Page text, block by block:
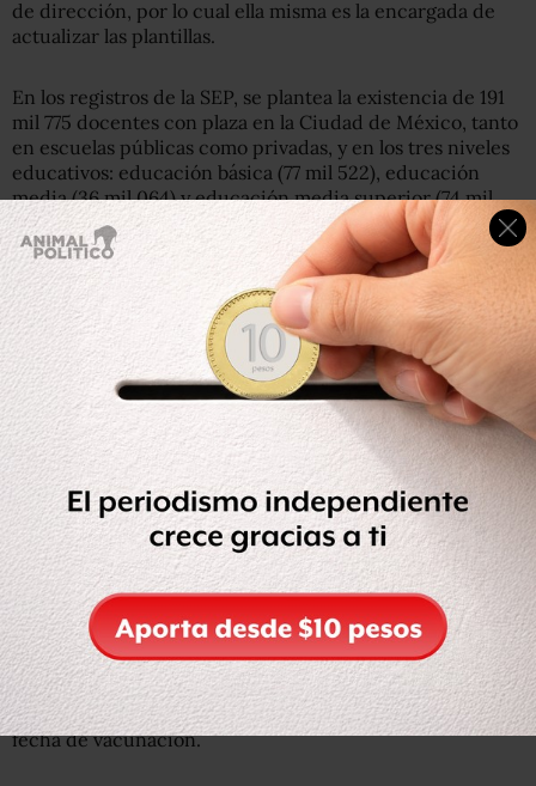
de dirección, por lo cual ella misma es la encargada de
actualizar las plantillas.
En los registros de la SEP, se plantea la existencia de 191
mil 775 docentes con plaza en la Ciudad de México, tanto
en escuelas públicas como privadas, y en los tres niveles
educativos: educación básica (77 mil 522), educación
media (36 mil 064) y educación media superior (74 mil
957). A lo cual se añade el personal en capacitación, con
tres mil 232 adscritos.
La Secretaría tiene contemplado incluir a todo el
personal que tenga plaza de maestro, así como al personal
administrativo y al personal de apoyo que esté inscrito a
la nómina.
Los datos recabados serán privados y únicamente se
enviará la plantilla a la Secretaría de Salud, para
coordinar la cantidad de vacunas que se necesitarán,
añadió la SEP.
Información de las autoridades
La jefa de gobierno dijo también que la vacuna utilizada
sería la del laboratorio chino, CanSino – de una sola
aplicación – pero que se estaba a la espera de conocer el
avance en el proceso de producción para especificar una
fecha de vacunación.